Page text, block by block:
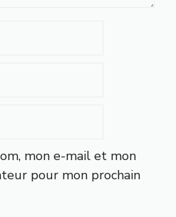
mon e-mail et mon
pour mon prochain